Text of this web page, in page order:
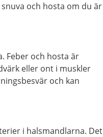
och hosta om du är
Feber och hosta är
eller ont i muskler
och kan
i halsmandlarna. Det